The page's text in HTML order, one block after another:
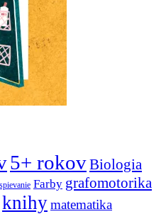
5+ rokovBiologia
Farby grafomotorika
knihymatematika